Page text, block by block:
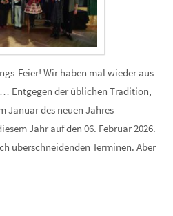
Feier! Wir haben mal wieder aus
Entgegen der üblichen Tradition,
Januar des neuen Jahres
Jahr auf den 06. Februar 2026.
überschneidenden Terminen. Aber